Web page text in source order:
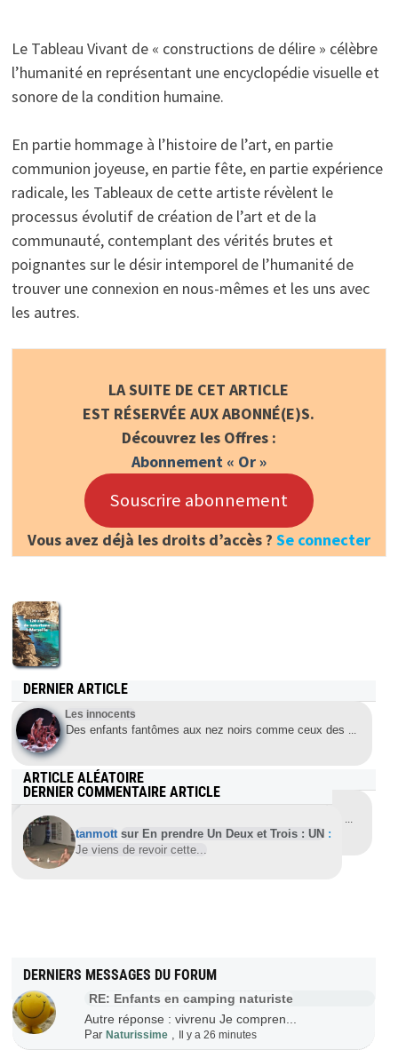
Le Tableau Vivant de « constructions de délire » célèbre
l’humanité en représentant une encyclopédie visuelle et
sonore de la condition humaine.
En partie hommage à l’histoire de l’art, en partie
communion joyeuse, en partie fête, en partie expérience
radicale, les Tableaux de cette artiste révèlent le
processus évolutif de création de l’art et de la
communauté, contemplant des vérités brutes et
poignantes sur le désir intemporel de l’humanité de
trouver une connexion en nous-mêmes et les uns avec
les autres.
LA SUITE DE CET ARTICLE
EST RÉSERVÉE AUX ABONNÉ(E)S.
Découvrez les Offres :
Abonnement « Or »
Souscrire abonnement
Vous avez déjà les droits d’accès ? Se connecter
DERNIER ARTICLE
Les innocents
Des enfants fantômes aux nez noirs comme ceux des
ARTICLE ALÉATOIRE
2017-06-11 World naked Bike Ride (WNBR) Brighton
A la suite de celle de Londres, RDV dès le matin vers ...
DERNIER COMMENTAIRE ARTICLE
tanmott sur En prendre Un Deux et Trois : UN :
Je viens de revoir cette...
DERNIERS MESSAGES DU FORUM
RE: Enfants en camping naturiste
Autre réponse : vivrenu Je compren...
ParNaturissime Il y a 26 minutes